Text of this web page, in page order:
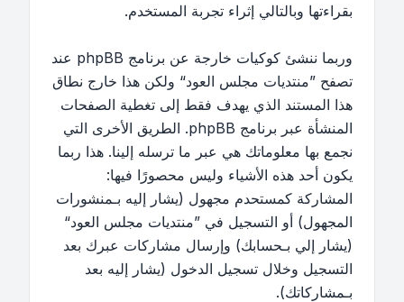
بقراءتها وبالتالي إثراء تجربة المستخدم.
وربما ننشئ كوكيات خارجة عن برنامج phpBB عند
تصفح ”منتديات مجلس العود“ ولكن هذا خارج نطاق
هذا المستند الذي يهدف فقط إلى تغطية الصفحات
المنشأة عبر برنامج phpBB. الطريق الأخرى التي
نجمع بها معلوماتك هي عبر ما ترسله إلينا. هذا ربما
يكون أحد هذه الأشياء وليس محصورًا فيها:
المشاركة كمستحدم مجهول (يشار إليه بـمنشورات
المجهول) أو التسجيل في ”منتديات مجلس العود“
(يشار إلي بـحسابك) وإرسال مشاركات عبرك بعد
التسجيل وخلال تسجيل الدخول (يشار إليه بعد
بـمشاركاتك).